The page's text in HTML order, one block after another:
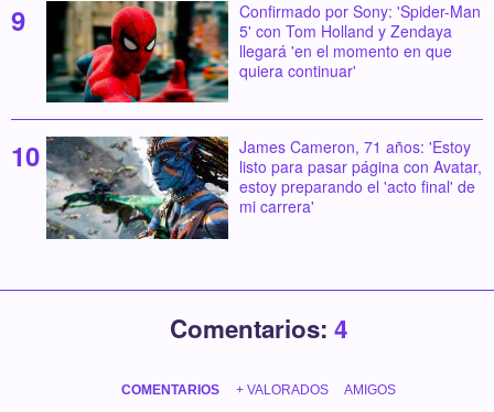
Confirmado por Sony: 'Spider-Man
5' con Tom Holland y Zendaya
llegará 'en el momento en que
quiera continuar'
James Cameron, 71 años: 'Estoy
listo para pasar página con Avatar,
estoy preparando el 'acto final' de
mi carrera'
Comentarios: 4
COMENTARIOS + VALORADOS AMIGOS